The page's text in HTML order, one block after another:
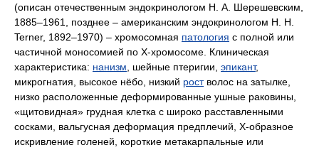
(описан отечественным эндокринологом Н. А. Шерешевским,
1885–1961, позднее – американским эндокринологом H. H.
Terner, 1892–1970) – хромосомная патология с полной или
частичной моносомией по Х-хромосоме. Клиническая
характеристика: нанизм , шейные птеригии, эпикант,
микрогнатия, высокое нёбо, низкий ростволос на затылке,
низко расположенные деформированные ушные раковины,
«щитовидная» грудная клетка с широко расставленными
сосками, вальгусная деформация предплечий, Х-образное
искривление голеней, короткие метакарпальные или